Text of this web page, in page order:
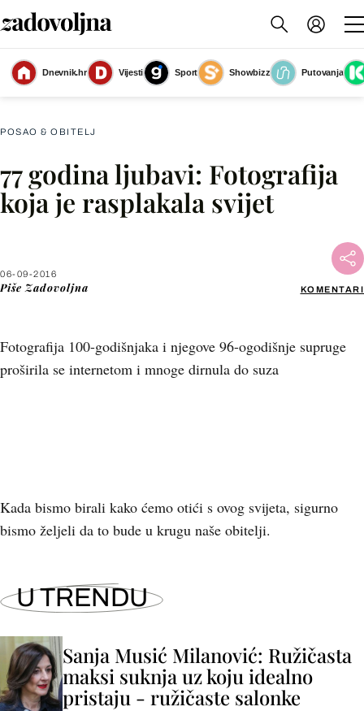
Dnevnik.hr Vijesti Sport Showbizz
Putovanja
Slika nije dostupna
POSAO & OBITELJ
77 godina ljubavi: Fotografija
koja je rasplakala svijet
06-09-2016
Piše Zadovoljna KOMENTARI
Fotografija 100-godišnjaka i njegove 96-ogodišnje supruge
proširila se internetom i mnoge dirnula do suza
Facebook
Kada bismo birali kako ćemo otići s ovog svijeta, sigurno
bismo željeli da to bude u krugu naše obitelji.
U TRENDU
Sanja Musić Milanović: Ružičasta
maksi suknja uz koju idealno
pristaju - ružičaste salonke